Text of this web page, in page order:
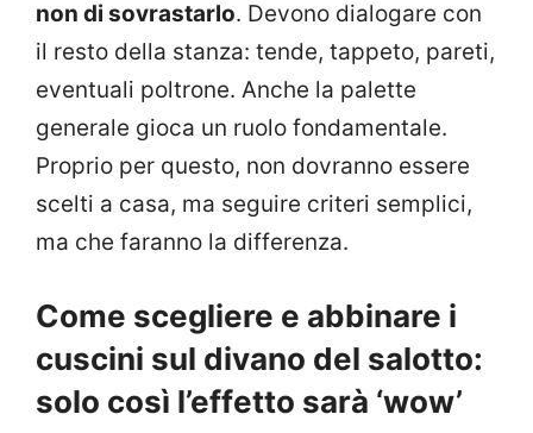
non di sovrastarlo. Devono dialogare con
il resto della stanza: tende, tappeto, pareti,
eventuali poltrone. Anche la palette
generale gioca un ruolo fondamentale.
Proprio per questo, non dovranno essere
scelti a casa, ma seguire criteri semplici,
ma che faranno la differenza.
Come scegliere e abbinare i
cuscini sul divano del salotto:
solo così l’effetto sarà ‘wow’